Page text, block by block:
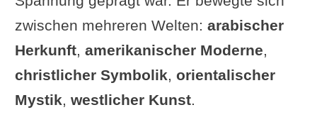
zwischen mehreren Welten: arabischer
Herkunft, amerikanischer Moderne,
christlicher Symbolik, orientalischer
Mystik, westlicher Kunst.